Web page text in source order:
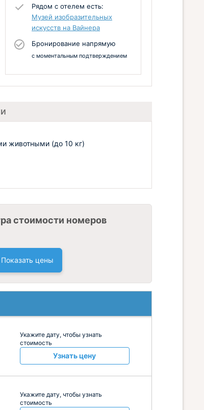
Рядом с отелем есть:
Музей изобразительных
искусств на Вайнера
Бронирование напрямую
с моментальным подтверждением
животными (до 10 кг)
стоимости номеров
Показать цены
Укажите дату, чтобы узнать
стоимость
Узнать цену
Укажите дату, чтобы узнать
стоимость